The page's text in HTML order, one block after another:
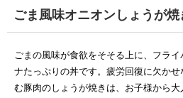
ごま風味オニオンしょうが焼
ごまの風味が食欲をそそる上に、フラ
ナたっぷりの丼です。疲労回復に欠か
む豚肉のしょうが焼きは、お子様から大